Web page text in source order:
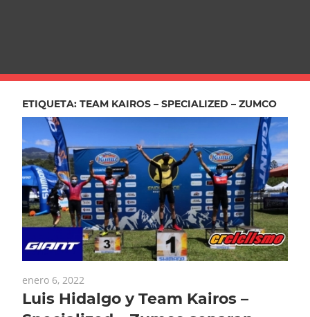
ETIQUETA: TEAM KAIROS – SPECIALIZED – ZUMCO
enero 6, 2022
Luis Hidalgo y Team Kairos –